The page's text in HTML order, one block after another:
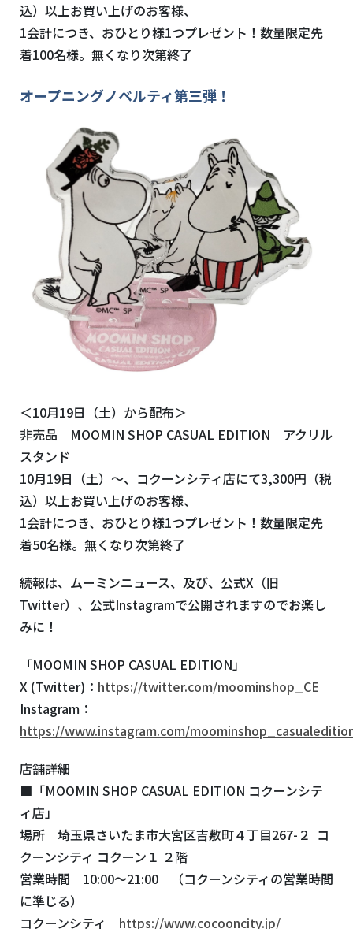
込）以上お買い上げのお客様、
1会計につき、おひとり様1つプレゼント！数量限定先
着100名様。無くなり次第終了
オープニングノベルティ第三弾！
＜10月19日（土）から配布＞
非売品 MOOMIN SHOP CASUAL EDITION アクリル
スタンド
10月19日（土）～、コクーンシティ店にて3,300円（税
込）以上お買い上げのお客様、
1会計につき、おひとり様1つプレゼント！数量限定先
着50名様。無くなり次第終了
続報は、ムーミンニュース、及び、公式X（旧
Twitter）、公式Instagramで公開されますのでお楽し
みに！
「MOOMIN SHOP CASUAL EDITION」
X (Twitter)： https://twitter.com/moominshop_CE
Instagram：
https://www.instagram.com/
店舗詳細
■「MOOMIN SHOP CASUAL EDITION コクーンシテ
ィ店」
場所 埼玉県さいたま市大宮区吉敷町４丁目267-２ コ
クーンシティ コクーン１ ２階
営業時間 10:00～21:00 （コクーンシティの営業時間
に準じる）
コクーンシティ https://www.cocooncity.jp/